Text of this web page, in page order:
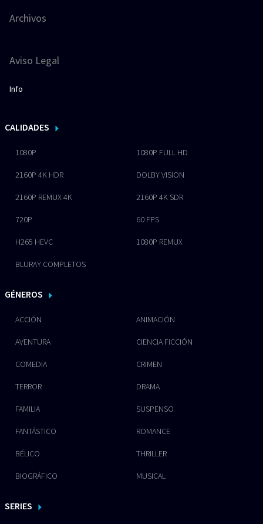
Archivos
Aviso Legal
Info
CALIDADES
1080P 1080P FULL HD
2160P 4K HDR DOLBY VISION
2160P REMUX 4K 2160P 4K SDR
720P 60 FPS
H265 HEVC 1080P REMUX
BLURAY COMPLETOS
GÉNEROS
ACCIÓN ANIMACIÓN
AVENTURA CIENCIA FICCIÓN
COMEDIA CRIMEN
TERROR DRAMA
FAMILIA SUSPENSO
FANTÁSTICO ROMANCE
BÉLICO THRILLER
BIOGRÁFICO MUSICAL
SERIES